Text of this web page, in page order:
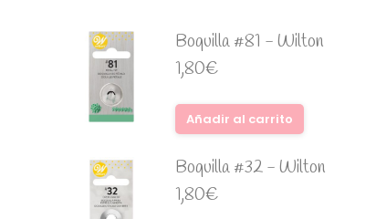
Boquilla #81 - Wilton
1,80€
Añadir al carrito
Boquilla #32 - Wilton
1,80€